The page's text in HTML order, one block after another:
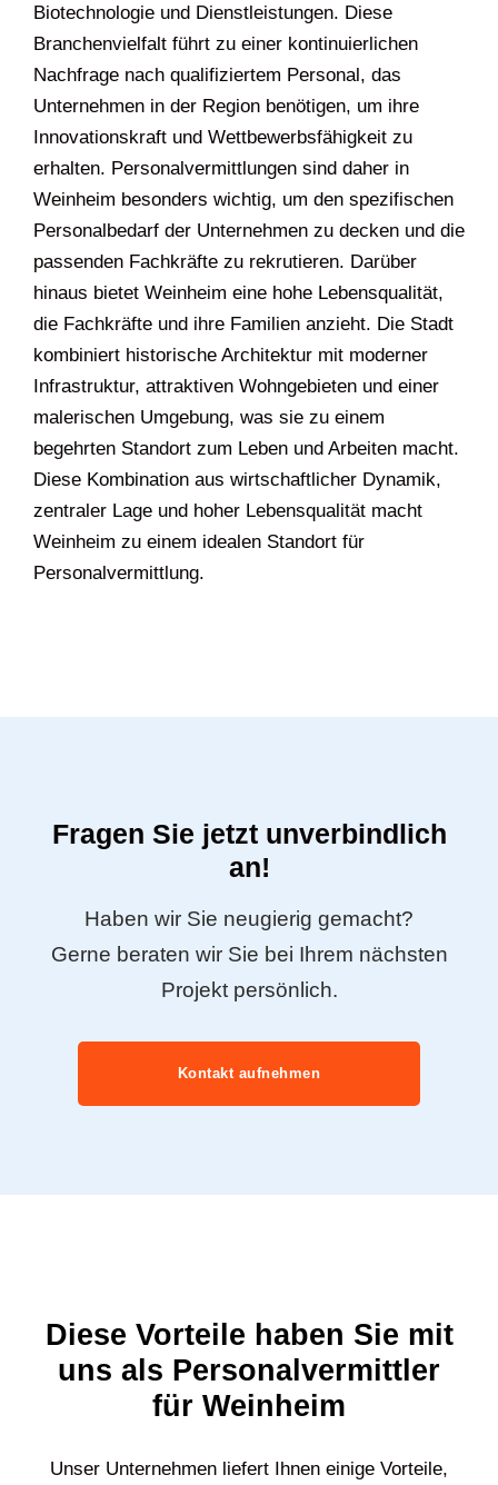
Biotechnologie und Dienstleistungen. Diese
Branchenvielfalt führt zu einer kontinuierlichen
Nachfrage nach qualifiziertem Personal, das
Unternehmen in der Region benötigen, um ihre
Innovationskraft und Wettbewerbsfähigkeit zu
erhalten. Personalvermittlungen sind daher in
Weinheim besonders wichtig, um den spezifischen
Personalbedarf der Unternehmen zu decken und die
passenden Fachkräfte zu rekrutieren. Darüber
hinaus bietet Weinheim eine hohe Lebensqualität,
die Fachkräfte und ihre Familien anzieht. Die Stadt
kombiniert historische Architektur mit moderner
Infrastruktur, attraktiven Wohngebieten und einer
malerischen Umgebung, was sie zu einem
begehrten Standort zum Leben und Arbeiten macht.
Diese Kombination aus wirtschaftlicher Dynamik,
zentraler Lage und hoher Lebensqualität macht
Weinheim zu einem idealen Standort für
Personalvermittlung.
Fragen Sie jetzt unverbindlich
an!
Haben wir Sie neugierig gemacht?
Gerne beraten wir Sie bei Ihrem nächsten
Projekt persönlich.
Kontakt aufnehmen
Diese Vorteile haben Sie mit
uns als Personalvermittler
für Weinheim
Unser Unternehmen liefert Ihnen einige Vorteile,